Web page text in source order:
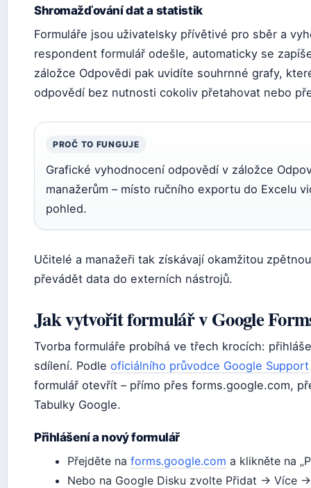
Shromažďování dat a statistik
Formuláře jsou uživatelsky přívětivé pro sběr a
respondent formulář odešle, automaticky se
záložce Odpovědi pak uvidíte souhrnné grafy,
odpovědí bez nutnosti cokoliv přetahovat nebo
PROČ TO FUNGUJE
Grafické vyhodnocení odpovědí v záložce
manažerům – místo ručního exportu do Excelu
pohled.
Učitelé a manažeři tak získávají okamžitou
převádět data do externích nástrojů.
Jak vytvořit formulář v Google
Tvorba formuláře probíhá ve třech krocích:
sdílení. Podle oficiálního průvodce Google Support
formulář otevřít – přímo přes forms.google.com,
Tabulky Google.
Přihlášení a nový formulář
Přejděte na forms.google.com a klikněte na
Nebo na Google Disku zvolte Přidat → Více